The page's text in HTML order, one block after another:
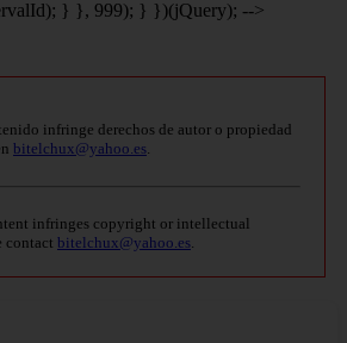
} }, 999); } })(jQuery); -->
infringe derechos de autor o propiedad
bitelchux@yahoo.es.
infringes copyright or intellectual
contact bitelchux@yahoo.es.